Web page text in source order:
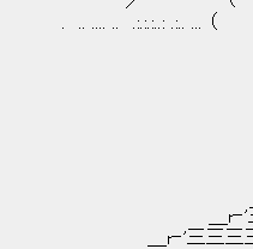
. .. .... .. .:.:.:..:
＿r‐'三三三三
＿r‐'三三三三三
＿r‐'三三三三三